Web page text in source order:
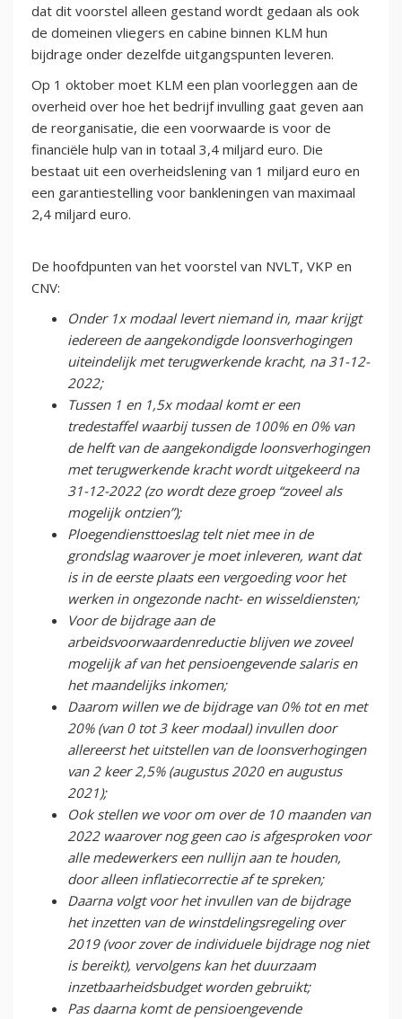
dat dit voorstel alleen gestand wordt gedaan als ook
de domeinen vliegers en cabine binnen KLM hun
bijdrage onder dezelfde uitgangspunten leveren.
Op 1 oktober moet KLM een plan voorleggen aan de
overheid over hoe het bedrijf invulling gaat geven aan
de reorganisatie, die een voorwaarde is voor de
financiële hulp van in totaal 3,4 miljard euro. Die
bestaat uit een overheidslening van 1 miljard euro en
een garantiestelling voor bankleningen van maximaal
2,4 miljard euro.
De hoofdpunten van het voorstel van NVLT, VKP en
CNV:
Onder 1x modaal levert niemand in, maar krijgt
iedereen de aangekondigde loonsverhogingen
uiteindelijk met terugwerkende kracht, na 31-12-
2022;
Tussen 1 en 1,5x modaal komt er een
tredestaffel waarbij tussen de 100% en 0% van
de helft van de aangekondigde loonsverhogingen
met terugwerkende kracht wordt uitgekeerd na
31-12-2022 (zo wordt deze groep “zoveel als
mogelijk ontzien”);
Ploegendiensttoeslag telt niet mee in de
grondslag waarover je moet inleveren, want dat
is in de eerste plaats een vergoeding voor het
werken in ongezonde nacht- en wisseldiensten;
Voor de bijdrage aan de
arbeidsvoorwaardenreductie blijven we zoveel
mogelijk af van het pensioengevende salaris en
het maandelijks inkomen;
Daarom willen we de bijdrage van 0% tot en met
20% (van 0 tot 3 keer modaal) invullen door
allereerst het uitstellen van de loonsverhogingen
van 2 keer 2,5% (augustus 2020 en augustus
2021);
Ook stellen we voor om over de 10 maanden van
2022 waarover nog geen cao is afgesproken voor
alle medewerkers een nullijn aan te houden,
door alleen inflatiecorrectie af te spreken;
Daarna volgt voor het invullen van de bijdrage
het inzetten van de winstdelingsregeling over
2019 (voor zover de individuele bijdrage nog niet
is bereikt), vervolgens kan het duurzaam
inzetbaarheidsbudget worden gebruikt;
Pas daarna komt de pensioengevende